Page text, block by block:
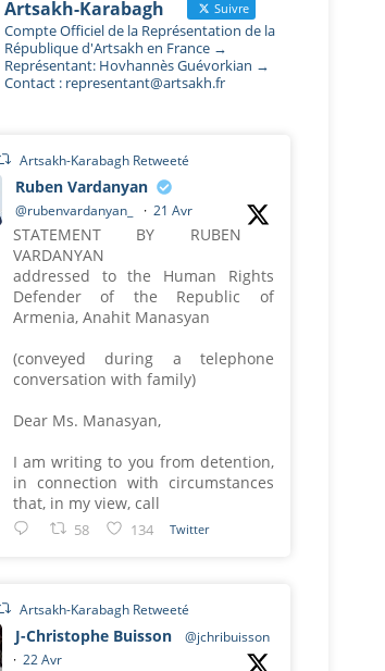
Artsakh-Karabagh Suivre
Compte Officiel de la Représentation de la
République d'Artsakh en France →
Représentant: Hovhannès Guévorkian →
Contact : representant@artsakh.fr
Artsakh-Karabagh Retweeté
Ruben Vardanyan
@rubenvardanyan_ · 21 Avr
STATEMENT BY RUBEN
VARDANYAN
addressed to the Human Rights
Defender of the Republic of
Armenia, Anahit Manasyan
(conveyed during a telephone
conversation with family)
Dear Ms. Manasyan,
I am writing to you from detention,
in connection with circumstances
that, in my view, call
58 134 Twitter
Artsakh-Karabagh Retweeté
J-Christophe Buisson
@jchribuisson
· 22 Avr